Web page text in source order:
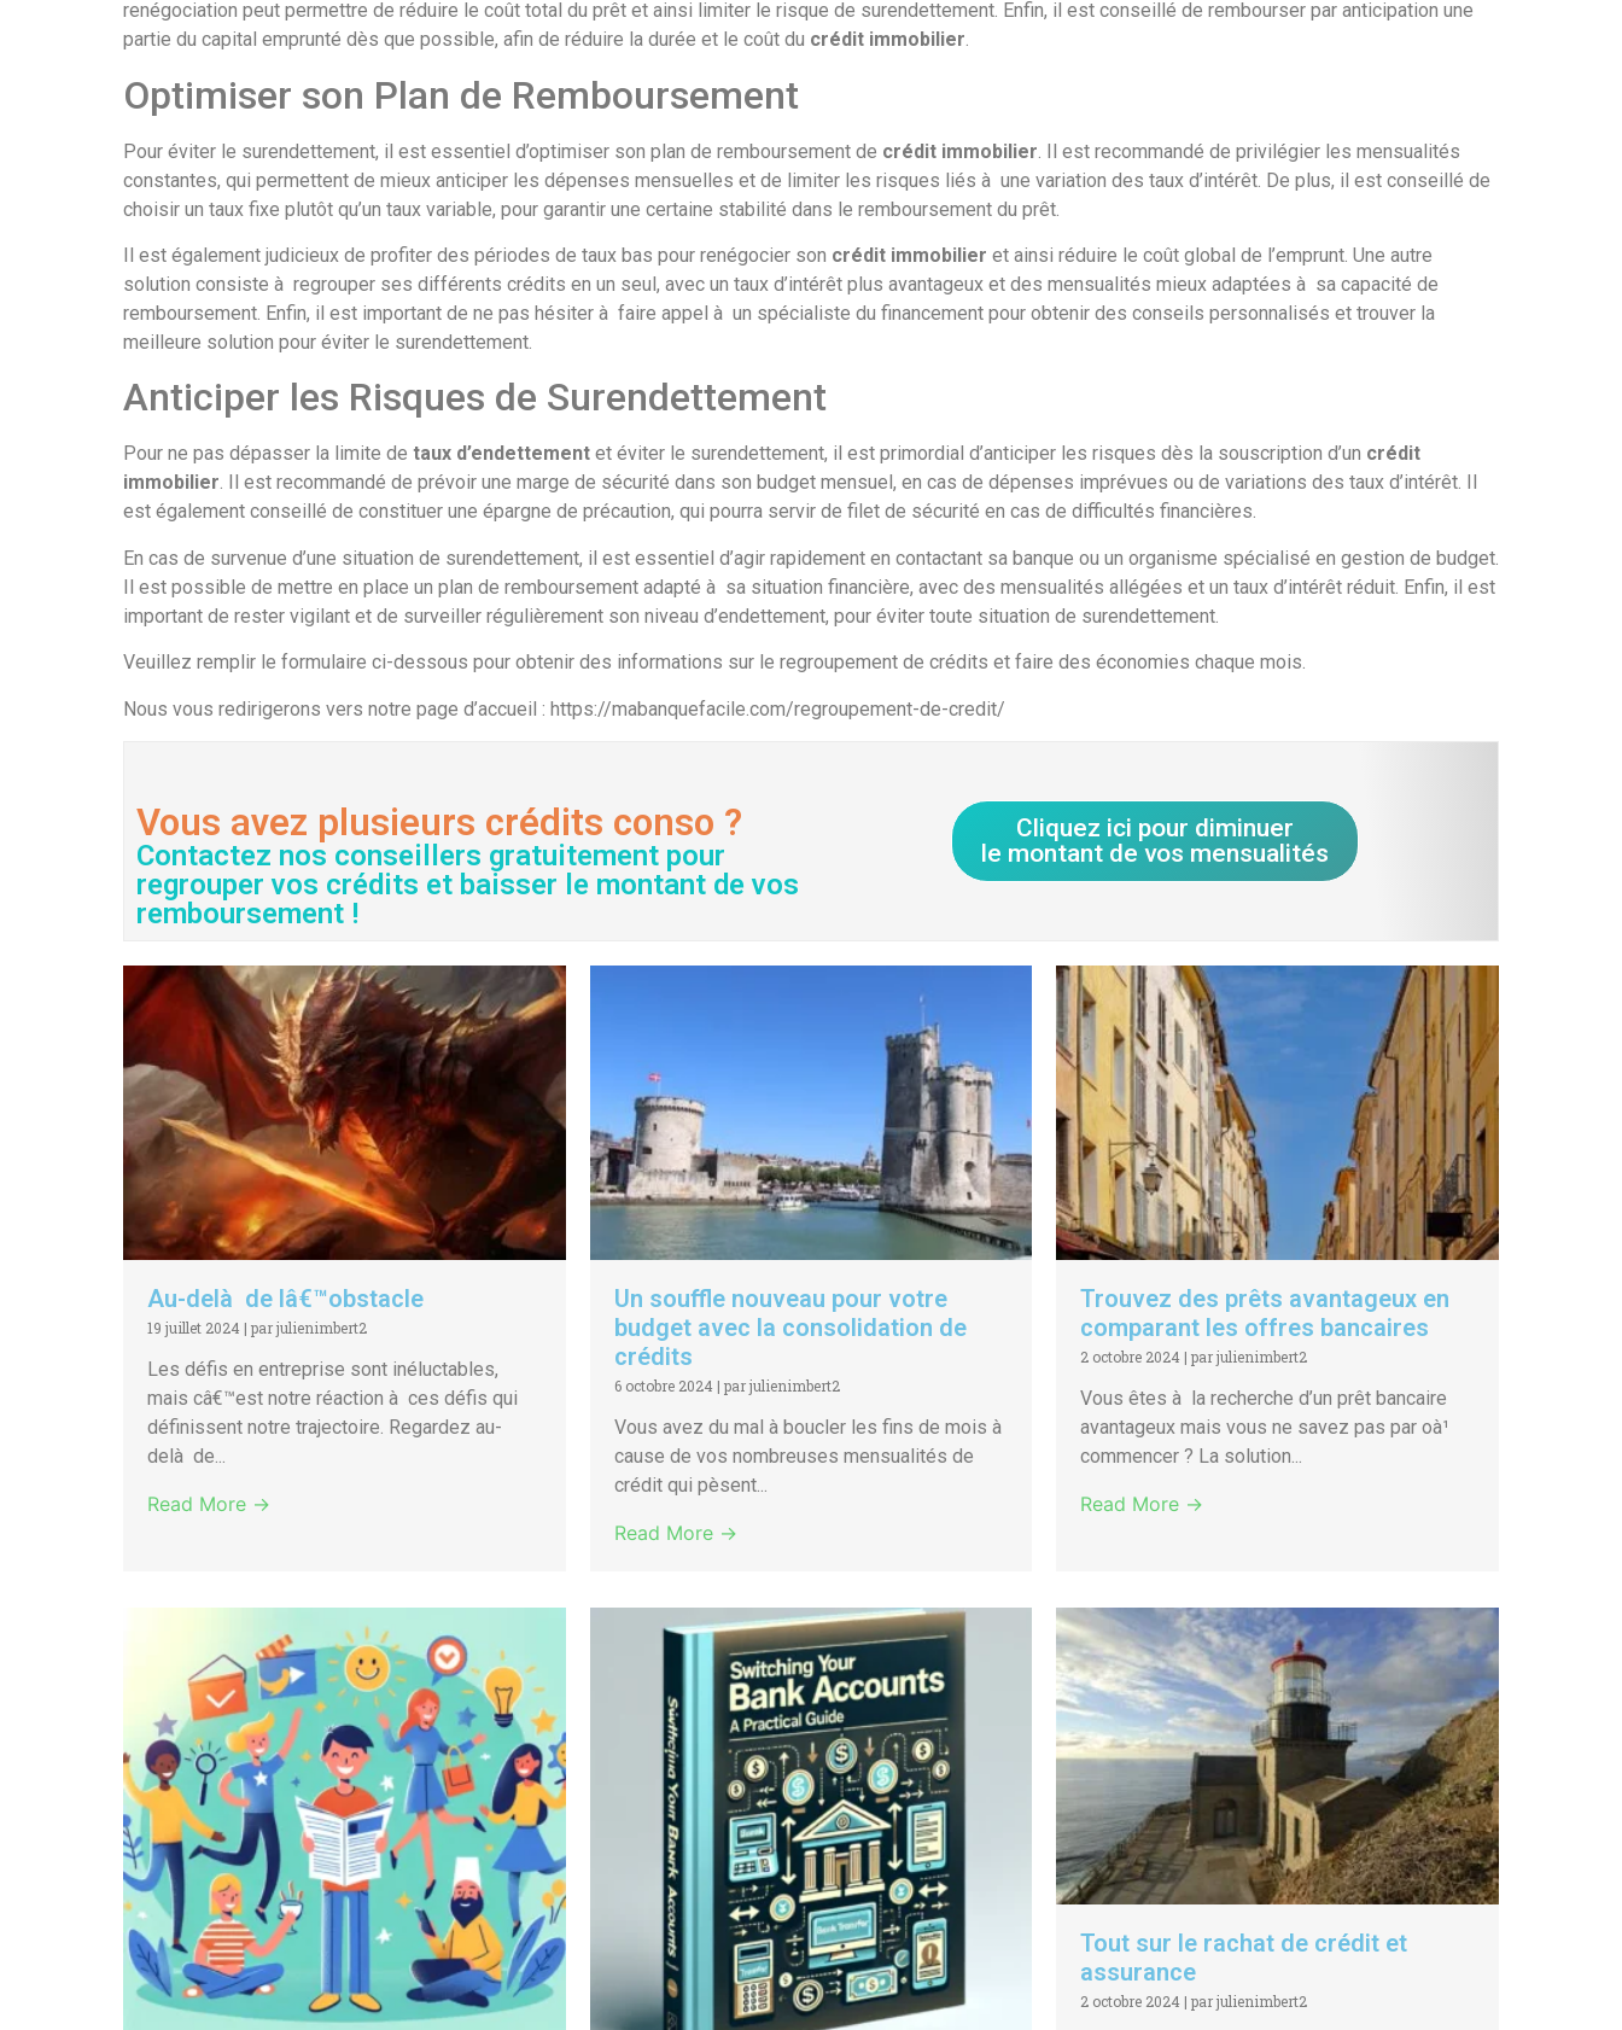
renégociation peut permettre de réduire le coût total du prêt et ainsi limiter le risque de surendettement. Enfin, il est conseillé de rembourser par anticipation une
partie du capital emprunté dès que possible, afin de réduire la durée et le coût du crédit immobilier.
Optimiser son Plan de Remboursement
Pour éviter le surendettement, il est essentiel d’optimiser son plan de remboursement de crédit immobilier . Il est recommandé de privilégier les mensualités
constantes, qui permettent de mieux anticiper les dépenses mensuelles et de limiter les risques liés à une variation des taux d’intérêt. De plus, il est conseillé de
choisir un taux fixe plutôt qu’un taux variable, pour garantir une certaine stabilité dans le remboursement du prêt.
Il est également judicieux de profiter des périodes de taux bas pour renégocier son crédit immobilier et ainsi réduire le coût global de l’emprunt. Une autre
solution consiste à regrouper ses différents crédits en un seul, avec un taux d’intérêt plus avantageux et des mensualités mieux adaptées à sa capacité de
remboursement. Enfin, il est important de ne pas hésiter à faire appel à un spécialiste du financement pour obtenir des conseils personnalisés et trouver la
meilleure solution pour éviter le surendettement.
Anticiper les Risques de Surendettement
Pour ne pas dépasser la limite de taux d’endettement et éviter le surendettement, il est primordial d’anticiper les risques dès la souscription d’un crédit
immobilier. Il est recommandé de prévoir une marge de sécurité dans son budget mensuel, en cas de dépenses imprévues ou de variations des taux d’intérêt. Il
est également conseillé de constituer une épargne de précaution, qui pourra servir de filet de sécurité en cas de difficultés financières.
En cas de survenue d’une situation de surendettement, il est essentiel d’agir rapidement en contactant sa banque ou un organisme spécialisé en gestion de budget.
Il est possible de mettre en place un plan de remboursement adapté à sa situation financière, avec des mensualités allégées et un taux d’intérêt réduit. Enfin, il est
important de rester vigilant et de surveiller régulièrement son niveau d’endettement, pour éviter toute situation de surendettement.
Veuillez remplir le formulaire ci-dessous pour obtenir des informations sur le regroupement de crédits et faire des économies chaque mois.
Nous vous redirigerons vers notre page d’accueil : https://mabanquefacile.com/regroupement-de-credit/
Vous avez plusieurs crédits conso ?
Contactez nos conseillers gratuitement pour
regrouper vos crédits et baisser le montant de vos
remboursement !
Cliquez ici pour diminuer
le montant de vos mensualités
Au-delà de lâ€™obstacle
19 juillet 2024 | par julienimbert2
Les défis en entreprise sont inéluctables,
mais câ€™est notre réaction à ces défis qui
définissent notre trajectoire. Regardez au-
delà de...
Read More →
Un souffle nouveau pour votre
budget avec la consolidation de
crédits
6 octobre 2024 | par julienimbert2
Vous avez du mal à boucler les fins de mois à
cause de vos nombreuses mensualités de
crédit qui pèsent...
Read More →
Trouvez des prêts avantageux en
comparant les offres bancaires
2 octobre 2024 |par julienimbert2
Vous êtes à la recherche d’un prêt bancaire
avantageux mais vous ne savez pas par oà¹
commencer ? La solution...
Read More →
Tout sur le rachat de crédit et
assurance
2 octobre 2024 |par julienimbert2